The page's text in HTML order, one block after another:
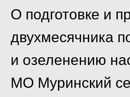
О подготовке и
двухмесячника
и озеленению
МО Муринский